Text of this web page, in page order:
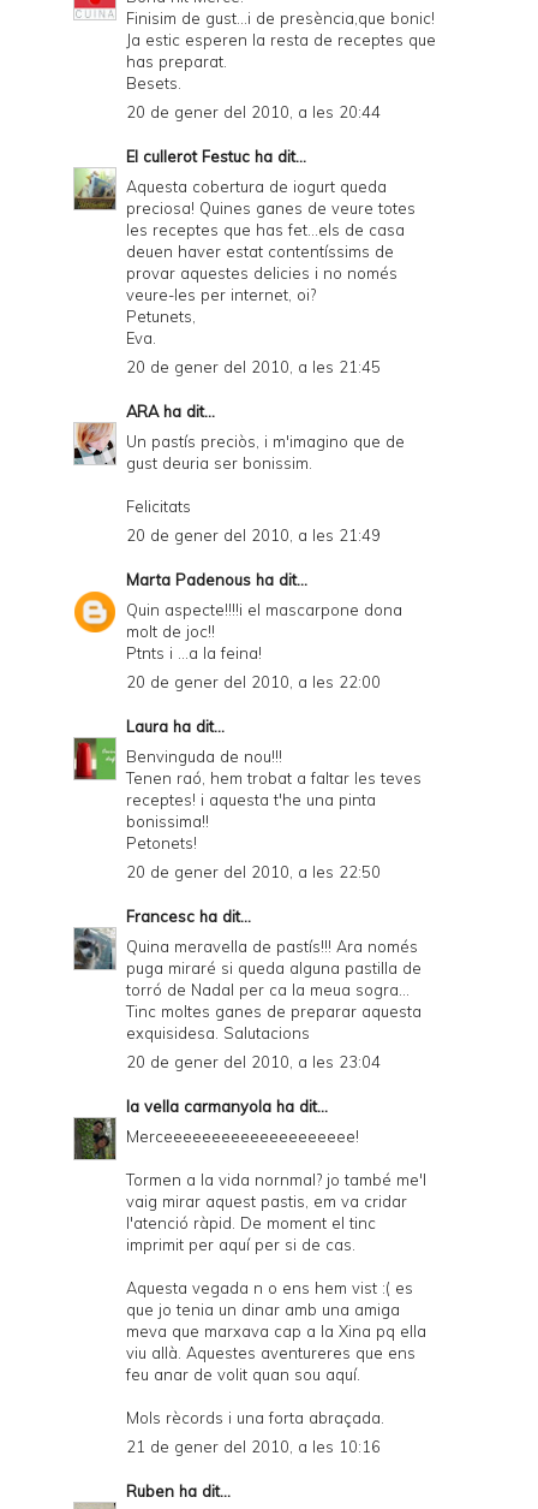
Finisim de gust...i de presència,que bonic!
Ja estic esperen la resta de receptes que
has preparat.
Besets.
20 de gener del 2010, a les 20:44
El cullerot Festuc ha dit...
Aquesta cobertura de iogurt queda
preciosa! Quines ganes de veure totes
les receptes que has fet...els de casa
deuen haver estat contentíssims de
provar aquestes delicies i no només
veure-les per internet, oi?
Petunets,
Eva.
20 de gener del 2010, a les 21:45
ARAha dit...
Un pastís preciòs, i m'imagino que de
gust deuria ser bonissim.
Felicitats
20 de gener del 2010, a les 21:49
Marta Padenous ha dit...
Quin aspecte!!!!i el mascarpone dona
molt de joc!!
Ptnts i ...a la feina!
20 de gener del 2010, a les 22:00
Laura ha dit...
Benvinguda de nou!!!
Tenen raó, hem trobat a faltar les teves
receptes! i aquesta t'he una pinta
bonissima!!
Petonets!
20 de gener del 2010, a les 22:50
Francesc ha dit...
Quina meravella de pastís!!! Ara només
puga miraré si queda alguna pastilla de
torró de Nadal per ca la meua sogra...
Tinc moltes ganes de preparar aquesta
exquisidesa. Salutacions
20 de gener del 2010, a les 23:04
la vella carmanyola ha dit...
Merceeeeeeeeeeeeeeeeeeee!
Tormen a la vida nornmal? jo també me'l
vaig mirar aquest pastis, em va cridar
l'atenció ràpid. De moment el tinc
imprimit per aquí per si de cas.
Aquesta vegada n o ens hem vist :( es
que jo tenia un dinar amb una amiga
meva que marxava cap a la Xina pq ella
viu allà. Aquestes aventureres que ens
feu anar de volit quan sou aquí.
Mols rècords i una forta abraçada.
21 de gener del 2010, a les 10:16
Ruben ha dit...